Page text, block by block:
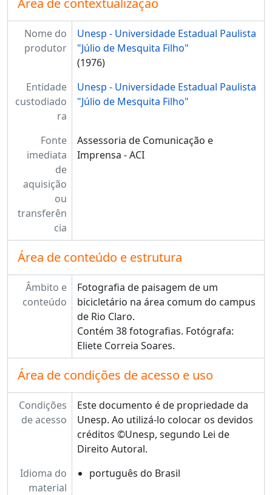
Área de contextualização
Nome do
produtor
Unesp - Universidade Estadual Paulista
"Júlio de Mesquita Filho"
(1976)
Entidade
custodiado
ra
Unesp - Universidade Estadual Paulista
"Júlio de Mesquita Filho"
Fonte
imediata
de
aquisição
ou
transferên
cia
Assessoria de Comunicação e
Imprensa - ACI
Área de conteúdo e estrutura
Âmbito e
conteúdo
Fotografia de paisagem de um
bicicletário na área comum do campus
de Rio Claro.
Contém 38 fotografias. Fotógrafa:
Eliete Correia Soares.
Área de condições de acesso e uso
Condições
de acesso
Este documento é de propriedade da
Unesp. Ao utilizá-lo colocar os devidos
créditos ©Unesp, segundo Lei de
Direito Autoral.
Idioma do
material
português do Brasil